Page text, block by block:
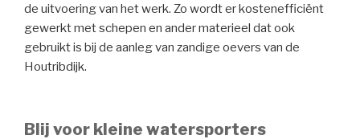
de uitvoering van het werk. Zo wordt er kostenefficiënt
gewerkt met schepen en ander materieel dat ook
gebruikt is bij de aanleg van zandige oevers van de
Houtribdijk.
Blij voor kleine watersporters